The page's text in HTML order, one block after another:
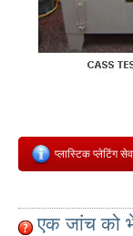
प्लास्टिक प्लेटिंग
एक जांच को